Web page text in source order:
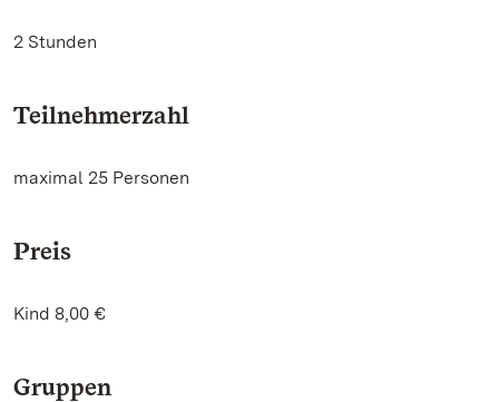
2 Stunden
Teilnehmerzahl
maximal 25 Personen
Preis
Kind 8,00 €
Gruppen